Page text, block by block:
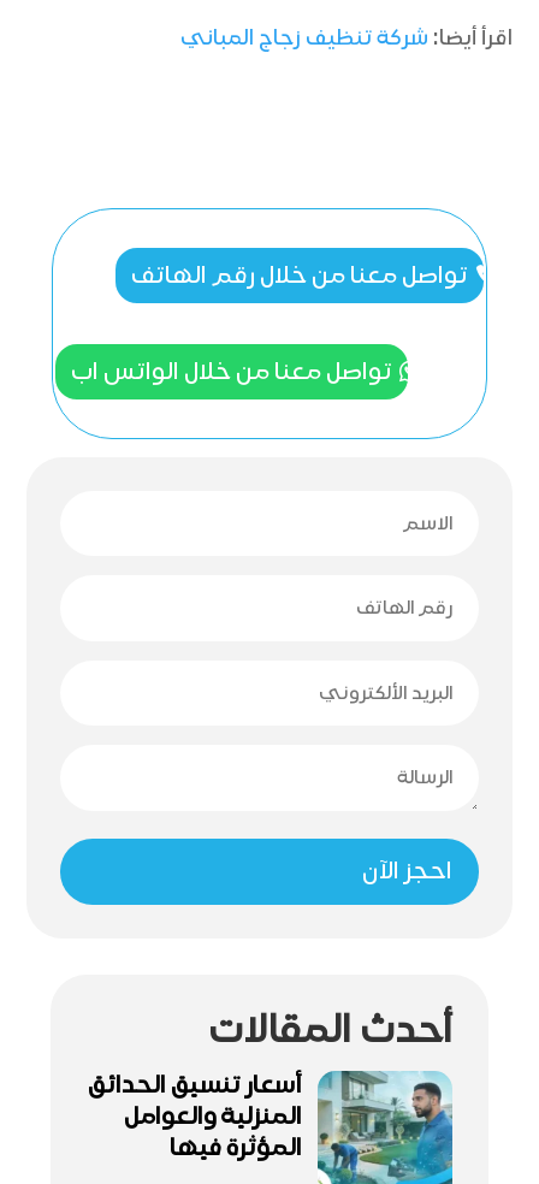
احجز الآن
أحدث المقالات
أسعار تنسيق الحدائق
المنزلية والعوامل
المؤثرة فيها
اقرأ أيضا: شركة تنظيف زجاج المباني
تواصل معنا من خلال رقم الهاتف
تواصل معنا من خلال الواتس اب